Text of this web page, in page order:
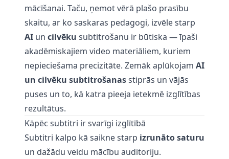
mācīšanai. Taču, ņemot vērā plašo prasību
skaitu, ar ko saskaras pedagogi, izvēle starp
AI un cilvēku subtitrošanu ir būtiska — īpaši
akadēmiskajiem video materiāliem, kuriem
nepieciešama precizitāte. Zemāk aplūkojam AI
un cilvēku subtitrošanasstiprās un vājās
puses un to, kā katra pieeja ietekmē izglītības
rezultātus.
Kāpēc subtitri ir svarīgi izglītībā
Subtitri kalpo kā saikne starp izrunāto saturu
un dažādu veidu mācību auditoriju.